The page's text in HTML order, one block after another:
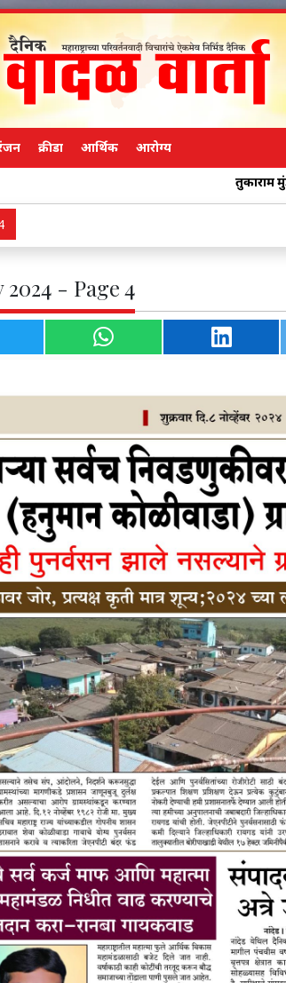
क्रीडा आर्थिक आरोग्य
तुकाराम मुंडे साहेब, एकदा
- Page 4